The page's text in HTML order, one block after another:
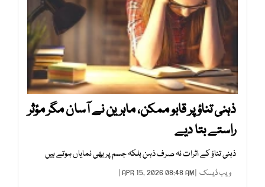
ذہنی تناؤ پر قابو ممکن، ماہرین نے آسان مگر مؤثر
راستے بتا دیے
ذہنی تناؤ کے اثرات نہ صرف ذہن بلکہ جسم پر بھی نمایاں ہوتے ہیں
ویب ڈیسک | APR 15, 2026 08:48 AM |